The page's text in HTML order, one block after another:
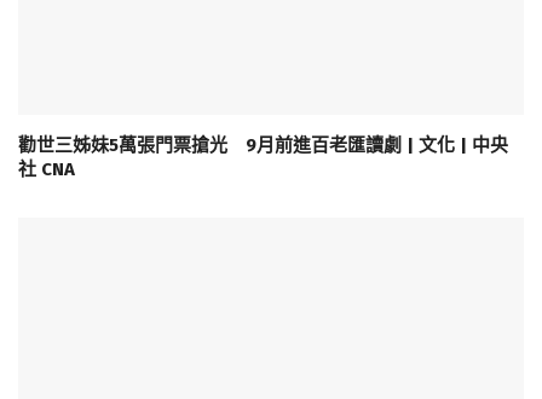
勸世三姊妹5萬張門票搶光 9月前進百老匯讀劇 | 文化 | 中央
社 CNA